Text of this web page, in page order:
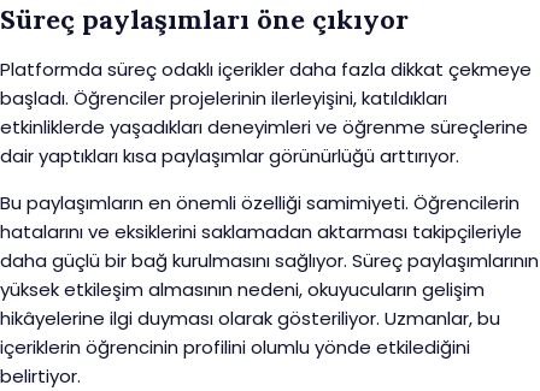
Süreç paylaşımları öne çıkıyor
Platformda süreç odaklı içerikler daha fazla dikkat çekmeye
başladı. Öğrenciler projelerinin ilerleyişini, katıldıkları
etkinliklerde yaşadıkları deneyimleri ve öğrenme süreçlerine
dair yaptıkları kısa paylaşımlar görünürlüğü arttırıyor.
Bu paylaşımların en önemli özelliği samimiyeti. Öğrencilerin
hatalarını ve eksiklerini saklamadan aktarması takipçileriyle
daha güçlü bir bağ kurulmasını sağlıyor. Süreç paylaşımlarının
yüksek etkileşim almasının nedeni, okuyucuların gelişim
hikâyelerine ilgi duyması olarak gösteriliyor. Uzmanlar, bu
içeriklerin öğrencinin profilini olumlu yönde etkilediğini
belirtiyor.